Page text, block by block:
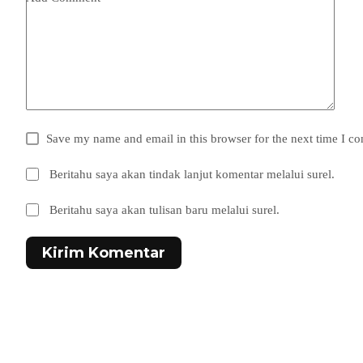
Save my name and email in this browser for the next time I
Beritahu saya akan tindak lanjut komentar melalui surel.
Beritahu saya akan tulisan baru melalui surel.
Kirim Komentar